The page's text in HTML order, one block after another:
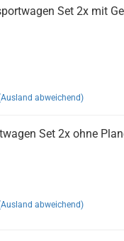
Set 2x mit
abweichend)
Set 2x ohne
abweichend)